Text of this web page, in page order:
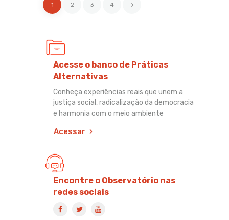
1 2 3 4
Acesse o banco de Práticas
Alternativas
Conheça experiências reais que unem a
justiça social, radicalização da democracia
e harmonia com o meio ambiente
Acessar
Encontre o Observatório nas
redes sociais